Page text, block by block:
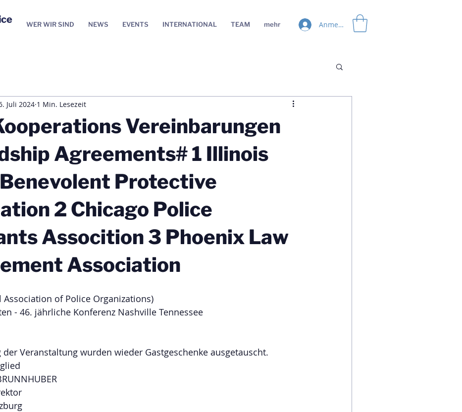
WER WIR SIND NEWS EVENTS INTERNATIONAL TEAM mehr Anmelden
Vereinbarungen
Agreements# 1 Illinois
Protective
2 Chicago Police
Assocition 3 Phoenix Law
Association
Juli 2024 1 Min. Lesezeit
Association of Police Organizations)
- 46. jährliche Konferenz Nashville Tennessee
der Veranstaltung wurden wieder Gastgeschenke ausgetauscht.